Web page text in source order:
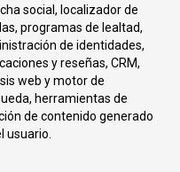
social, localizador de
programas de lealtad,
de identidades,
y reseñas, CRM,
web y motor de
herramientas de
de contenido generado
usuario.